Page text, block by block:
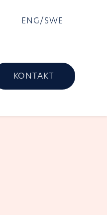
ENG/SWE
KONTAKT